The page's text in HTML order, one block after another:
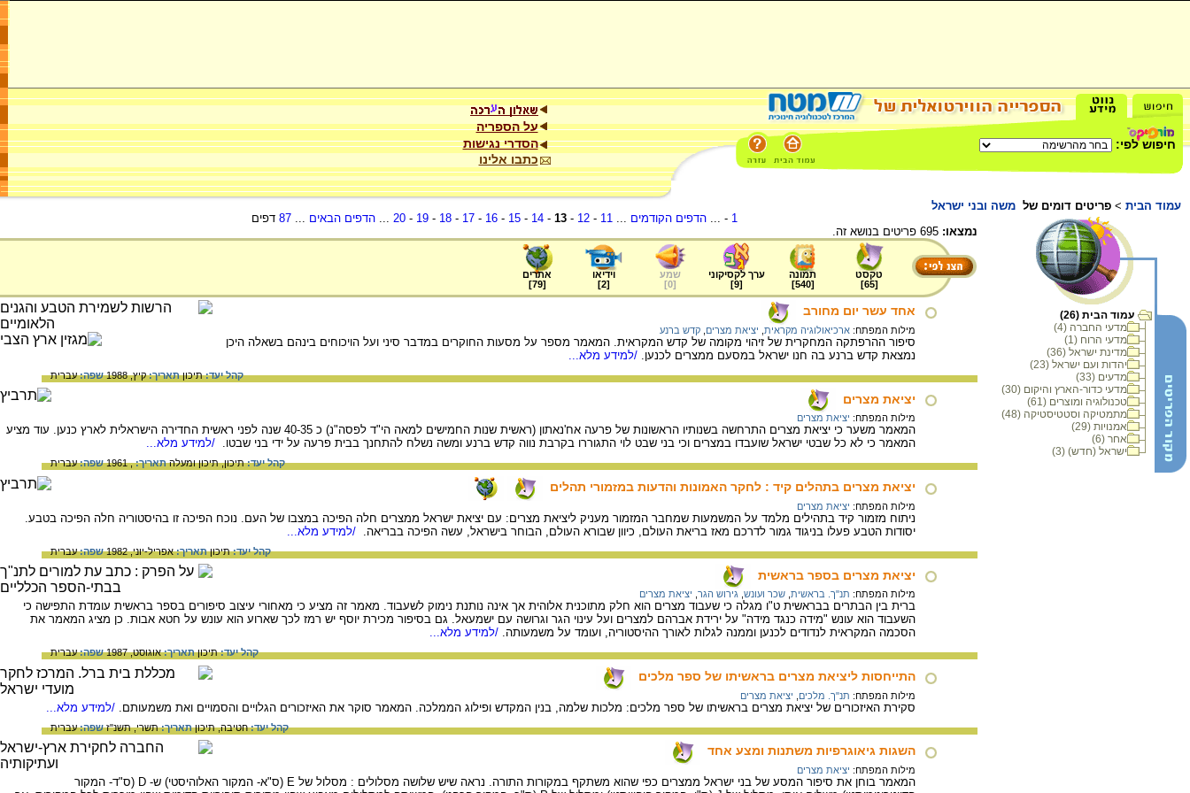
חיפוש לפי:
על הספריה
הסדרי נגישות
כתבו אלינו
עמוד הבית > פריטים דומים של משה ובני ישראל
עמוד הבית (26)
מדעי החברה (4)
מדעי הרוח (1)
מדינת ישראל (36)
יהדות ועם ישראל (23)
מדעים (33)
מדעי כדור-הארץ והיקום (30)
טכנולוגיה ומוצרים (61)
מתמטיקה וסטטיסטיקה (48)
אמנויות (29)
אחר (6)
ישראל (חדש) (3)
1
- ...הדפים הקודמים ...
11
-
12
-
13
-
14
-
15
-
16
-
17
-
18
-
19
-
20
...הדפים הבאים ...
87 דפים
נמצאו:
טקסט
[
65
]
תמונה
[
540
]
ערך לקסיקוני
[
9
]
שמע
[
0
]
וידיאו
[
2
]
אתרים
[
79
]
אחד עשר יום מחורב
מילות המפתח: ארכיאולוגיה מקראית יציאת מצרים קדש ברנע
סיפור ההרפתקה המחקרית של זיהוי מקומה של קדש המקראית. המאמר מספר על מסעות החוקרים במדבר סיני ועל הויכוחים בינהם בשאלה היכן
נמצאת קדש ברנע בה חנו ישראל במסעם ממצרים לכנען. /למידע מלא...
קהל יעד:תיכוןתאריך:קיץ, 1988 שפה:עברית
יציאת מצרים
מילות המפתח: יציאת מצרים
המאמר משער כי יציאת מצרים התרחשה בשנותיו הראשונות של פרעה אח'נאתון (ראשית שנות החמישים למאה הי"ד לפסה"נ) כ 40-35 שנה לפני ראשית החדירה הישראלית לארץ כנען. עוד מציע
המאמר כי לא כל שבטי ישראל שועבדו במצרים וכי בני שבט לוי התגוררו בקרבת נווה קדש ברנע ומשה נשלח להתחנך בבית פרעה על ידי בני שבטו. /למידע מלא...
קהל יעד:תיכון,תיכון ומעלהתאריך:, 1961 שפה:עברית
יציאת מצרים בתהלים קיד : לחקר האמונות והדעות במזמורי תהלים
מילות המפתח: יציאת מצרים
ניתוח מזמור קיד בתהילים מלמד על המשמעות שמחבר המזמור מעניק ליציאת מצרים: עם יציאת ישראל ממצרים חלה הפיכה במצבו של העם. נוכח הפיכה זו בהיסטוריה חלה הפיכה בטבע.
יסודות הטבע פעלו בניגוד גמור לדרכם מאז בריאת העולם, כיוון שבורא העולם, הבוחר בישראל, עשה הפיכה בבריאה.
/למידע מלא...
קהל יעד:תיכוןתאריך:אפריל-יוני, 1982 שפה:עברית
יציאת מצרים בספר בראשית
מילות המפתח: תנ"ך. בראשית שכר ועונש גירוש הגר יציאת מצרים
ברית בין הבתרים בבראשית ט"ו מגלה כי שעבוד מצרים הוא חלק מתוכנית אלוהית אך אינה נותנת נימוק לשעבוד. מאמר זה מציע כי מאחורי עיצוב סיפורים בספר בראשית עומדת התפישה כי
השעבוד הוא עונש "מידה כנגד מידה" על ירידת אברהם למצרים ועל עינוי הגר וגרושה עם ישמעאל. גם בסיפור מכירת יוסף יש רמז לכך שארוע הוא עונש על חטא אבות. כן מציג המאמר את
הסכמה המקראית לנדודים לכנען וממנה לגלות לאורך ההיסטוריה, ועומד על משמעותה. /למידע מלא...
קהל יעד:תיכוןתאריך:אוגוסט, 1987 שפה:עברית
התייחסות ליציאת מצרים בראשיתו של ספר מלכים
מילות המפתח: תנ"ך. מלכים יציאת מצרים
סקירת האיזכורים של יציאת מצרים בראשיתו של ספר מלכים: מלכות שלמה, בנין המקדש ופילוג הממלכה. המאמר סוקר את האיזכורים הגלויים והסמויים ואת משמעותם. /למידע מלא...
קהל יעד:חטיבה,תיכוןתאריך:תשרי, תשנ"זשפה:עברית
השגות גיאוגרפיות משתנות ומצע אחד
מילות המפתח: יציאת מצרים
המאמר בוחן את סיפור המסע של בני ישראל ממצרים כפי שהוא משתקף במקורות התורה. נראה שיש שלושה מסלולים : מסלול של E (ס"א- המקור האלוהיסטי) ש- D (ס"ד- המקור